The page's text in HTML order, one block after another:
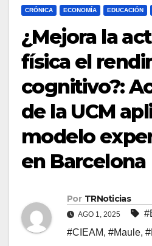
CRÓNICA ECONOMÍA EDUCACIÓN
¿Mejora la
física el
cognitivo?:
de la UCM
modelo
en Barcelona
Por TRNoticias
AGO 1, 2025
#CIEAM, #Maule,